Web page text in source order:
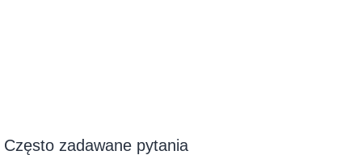
Często zadawane pytania